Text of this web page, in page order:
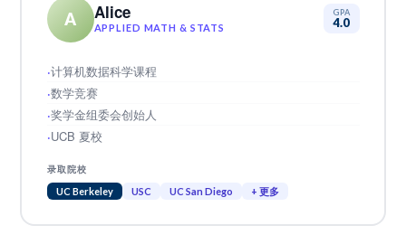
A Alice
APPLIED MATH & STATS
GPA
4.0
计算机数据科学课程
数学竞赛
奖学金组委会创始人
UCB 夏校
录取院校
UC Berkeley USC UC San Diego + 更多